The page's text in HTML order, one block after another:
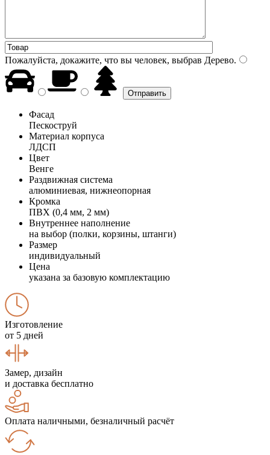
Пожалуйста, докажите, что вы человек, выбрав Дерево.
Фасад
Пескоструй
Материал корпуса
ЛДСП
Цвет
Венге
Раздвижная система
алюминиевая, нижнеопорная
Кромка
ПВХ (0,4 мм, 2 мм)
Внутреннее наполнение
на выбор (полки, корзины, штанги)
Размер
индивидуальный
Цена
указана за базовую комплектацию
Изготовление
от 5 дней
Замер, дизайн
и доставка бесплатно
Оплата наличными, безналичный расчёт